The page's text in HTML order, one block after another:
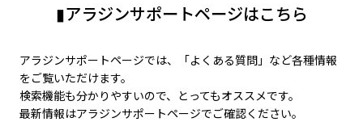
▮アラジンサポートページはこちら
アラジンサポートページでは、「よくある質問」など各種情報
をご覧いただけます。
検索機能も分かりやすいので、とってもオススメです。
最新情報はアラジンサポートページでご確認ください。